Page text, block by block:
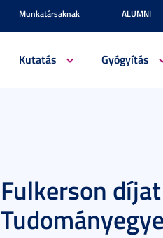
Munkatársaknak ALUMNI
Kutatás Gyógyítás
Fulkerson